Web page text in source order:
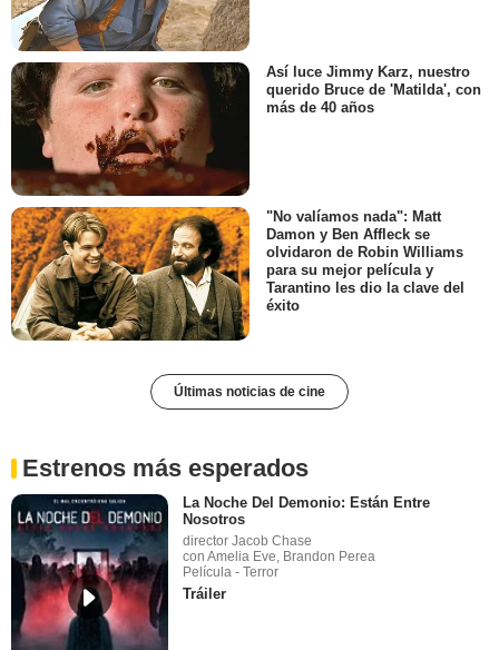
Así luce Jimmy Karz, nuestro
querido Bruce de 'Matilda', con
más de 40 años
"No valíamos nada": Matt
Damon y Ben Affleck se
olvidaron de Robin Williams
para su mejor película y
Tarantino les dio la clave del
éxito
Últimas noticias de cine
Estrenos más esperados
La Noche Del Demonio: Están Entre
Nosotros
director Jacob Chase
con Amelia Eve, Brandon Perea
Película - Terror
Tráiler